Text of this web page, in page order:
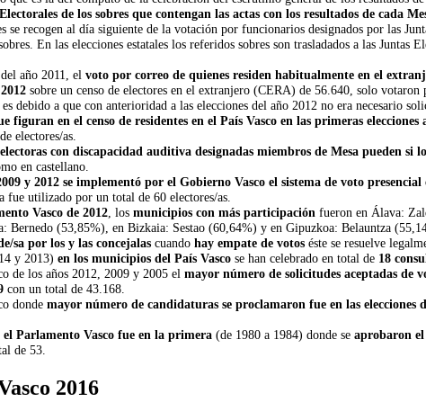
de los sobres que contengan las actas con los resultados de cada
se recogen al día siguiente de la votación por funcionarios designados por las
En las elecciones estatales los referidos sobres son trasladados a las
año 2011, el voto por correo de quienes residen habitualmente en el
sobre un censo de electores en el extranjero (CERA) de 56.640, solo
debido a que con anterioridad a las elecciones del año 2012 no era necesario
figuran en el censo de residentes en el País Vasco en las primeras elecciones
electores/as.
con discapacidad auditiva designadas miembros de Mesa pueden si
en castellano.
y 2012 se implementó por el Gobierno Vasco el sistema de voto
fue utilizado por un total de 60 electores/as.
Vasco de 2012 , los municipios con más participación fueron en Álava:
Bernedo (53,85%), en Bizkaia: Sestao (60,64%) y en Gipuzkoa: Belauntza
sa por los y las concejalas cuando hay empate de votos éste se resuelve
y 2013) en los municipios del País Vasco se han celebrado en total de 18
de los años 2012, 2009 y 2005 el mayor número de solicitudes aceptadas de
con un total de 43.168.
donde mayor número de candidaturas se proclamaron fue en las elecciones
Parlamento Vasco fue en la primera (de 1980 a 1984) donde se aprobaron
de 53.
2016